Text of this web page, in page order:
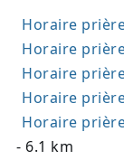
Horaire
Horaire
Horaire
Horaire
Horaire
- 6.1 km